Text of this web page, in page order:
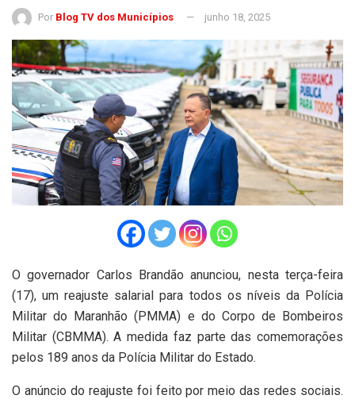
Por Blog TV dos Municípios junho 18, 2025
O governador Carlos Brandão anunciou, nesta terça-feira
(17), um reajuste salarial para todos os níveis da Polícia
Militar do Maranhão (PMMA) e do Corpo de Bombeiros
Militar (CBMMA). A medida faz parte das comemorações
pelos 189 anos da Polícia Militar do Estado.
O anúncio do reajuste foi feito por meio das redes sociais.